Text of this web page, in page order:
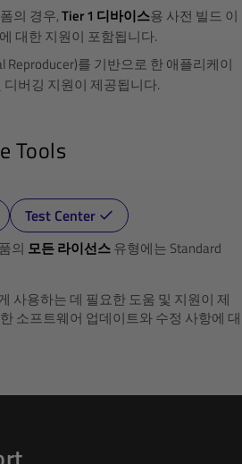
의 경우,Tier 1 디바이스용 사전 빌드 이
대한 지원이 포함됩니다.
Reproducer)를 기반으로 한 애플리케이
버깅 지원이 제공됩니다.
Tools
Test Center
의 모든 라이선스유형에는 Standard
사용하는 데 필요한 도움 및 지원이 제
소프트웨어 업데이트와 수정 사항에 대